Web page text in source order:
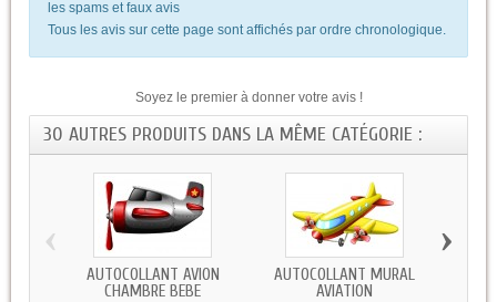
les spams et faux avis
Tous les avis sur cette page sont affichés par ordre chronologique.
Soyez le premier à donner votre avis !
30 AUTRES PRODUITS DANS LA MÊME CATÉGORIE :
AUTOCOLLANT AVION
CHAMBRE BEBE
AUTOCOLLANT MURAL
AVIATION
‹ ›